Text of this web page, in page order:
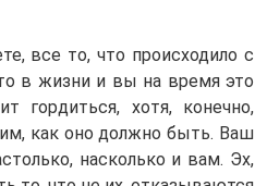
все то, что происходило с
в жизни и вы на время это
хотя, конечно,
как оно должно быть. Ваш
насколько и вам. Эх,